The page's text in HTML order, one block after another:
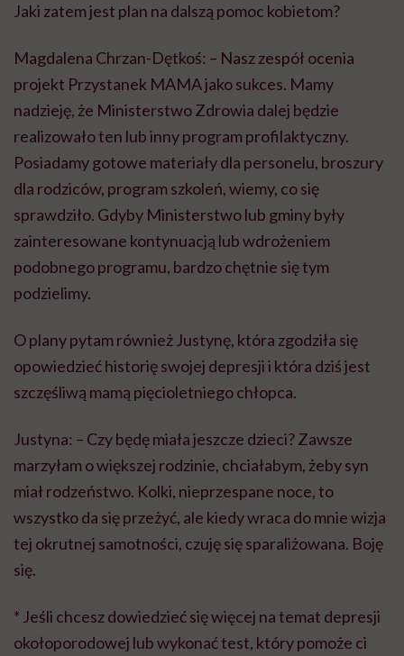
Jaki zatem jest plan na dalszą pomoc kobietom?
Magdalena Chrzan-Dętkoś: – Nasz zespół ocenia
projekt Przystanek MAMA jako sukces. Mamy
nadzieję, że Ministerstwo Zdrowia dalej będzie
realizowało ten lub inny program profilaktyczny.
Posiadamy gotowe materiały dla personelu, broszury
dla rodziców, program szkoleń, wiemy, co się
sprawdziło. Gdyby Ministerstwo lub gminy były
zainteresowane kontynuacją lub wdrożeniem
podobnego programu, bardzo chętnie się tym
podzielimy.
O plany pytam również Justynę, która zgodziła się
opowiedzieć historię swojej depresji i która dziś jest
szczęśliwą mamą pięcioletniego chłopca.
Justyna: – Czy będę miała jeszcze dzieci? Zawsze
marzyłam o większej rodzinie, chciałabym, żeby syn
miał rodzeństwo. Kolki, nieprzespane noce, to
wszystko da się przeżyć, ale kiedy wraca do mnie wizja
tej okrutnej samotności, czuję się sparaliżowana. Boję
się.
* Jeśli chcesz dowiedzieć się więcej na temat depresji
okołoporodowej lub wykonać test, który pomoże ci